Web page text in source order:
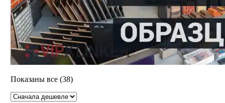
Показаны все (38)Цены:
возрастанию